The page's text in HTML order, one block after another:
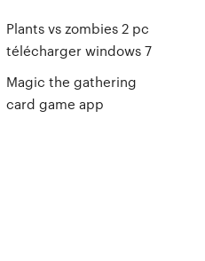
Plants vs zombies 2 pc
télécharger windows 7
Magic the gathering
card game app